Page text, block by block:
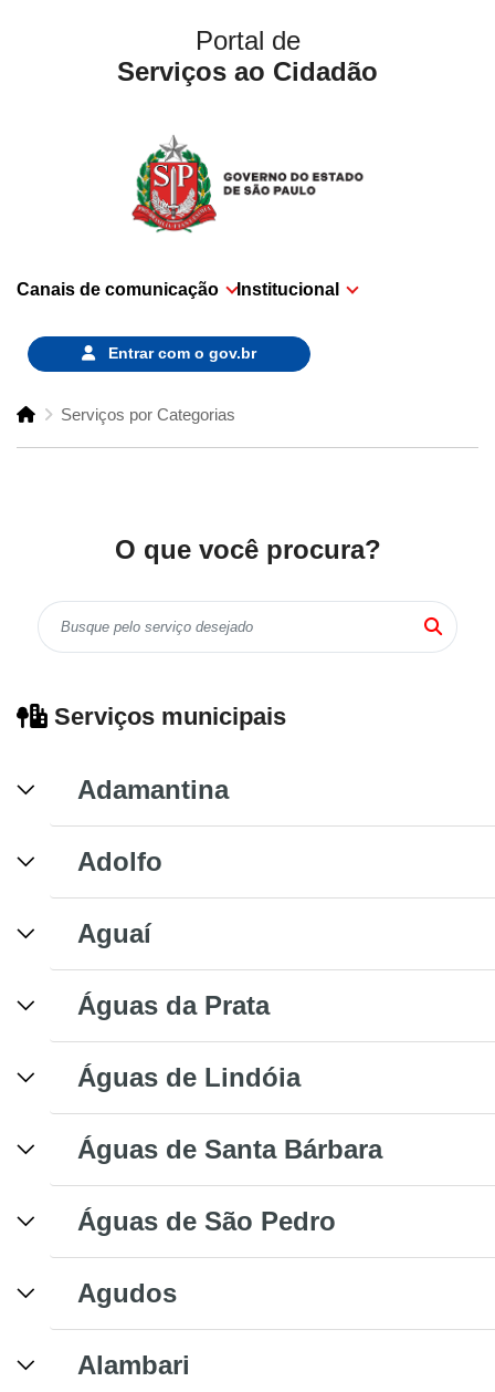
Portal de
Serviços ao Cidadão
Canais de comunicação Institucional
Entrar com o gov.br
Serviços por Categorias
O que você procura?
Serviços municipais
Adamantina
Adolfo
Aguaí
Águas da Prata
Águas de Lindóia
Águas de Santa Bárbara
Águas de São Pedro
Agudos
Alambari